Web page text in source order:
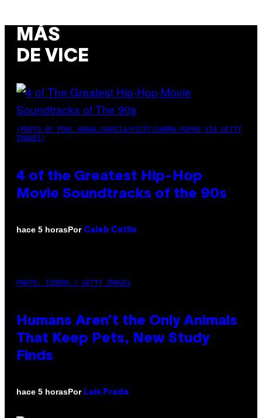
MÁS
DE VICE
(PHOTO BY POOL ARNAL/GARCIA/PICOT/GAMMA-RAPHO VIA GETTY
IMAGES)
4 of the Greatest Hip-Hop
Movie Soundtracks of the 90s
hace 5 horasPor Caleb Catlin
PHOTO: IJDEMA / GETTY IMAGES
Humans Aren’t the Only Animals
That Keep Pets, New Study
Finds
hace 5 horasPor Luis Prada